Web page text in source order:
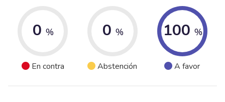
0 %
En contra
0 %
Abstención
100 %
A favor